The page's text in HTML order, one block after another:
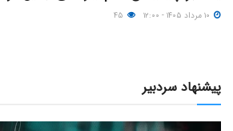
پیشنهاد سردبیر